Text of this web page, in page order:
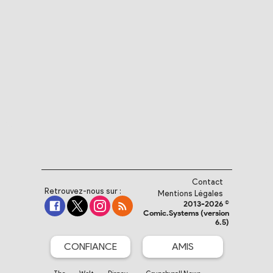
Retrouvez-nous sur :
Contact
Mentions Légales
2013-2026 ©
Comic.Systems (version
6.5)
CONFIANCE AMIS